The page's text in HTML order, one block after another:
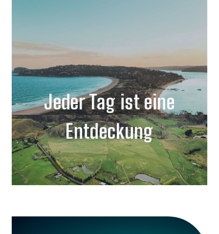
Jeder Tag ist eine
Entdeckung